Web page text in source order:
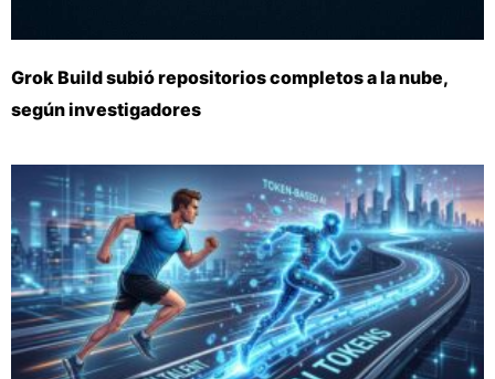
Grok Build subió repositorios completos a la nube,
según investigadores